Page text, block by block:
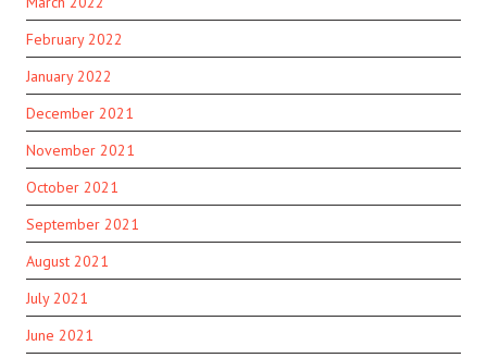
February 2022
January 2022
December 2021
November 2021
October 2021
September 2021
August 2021
July 2021
June 2021